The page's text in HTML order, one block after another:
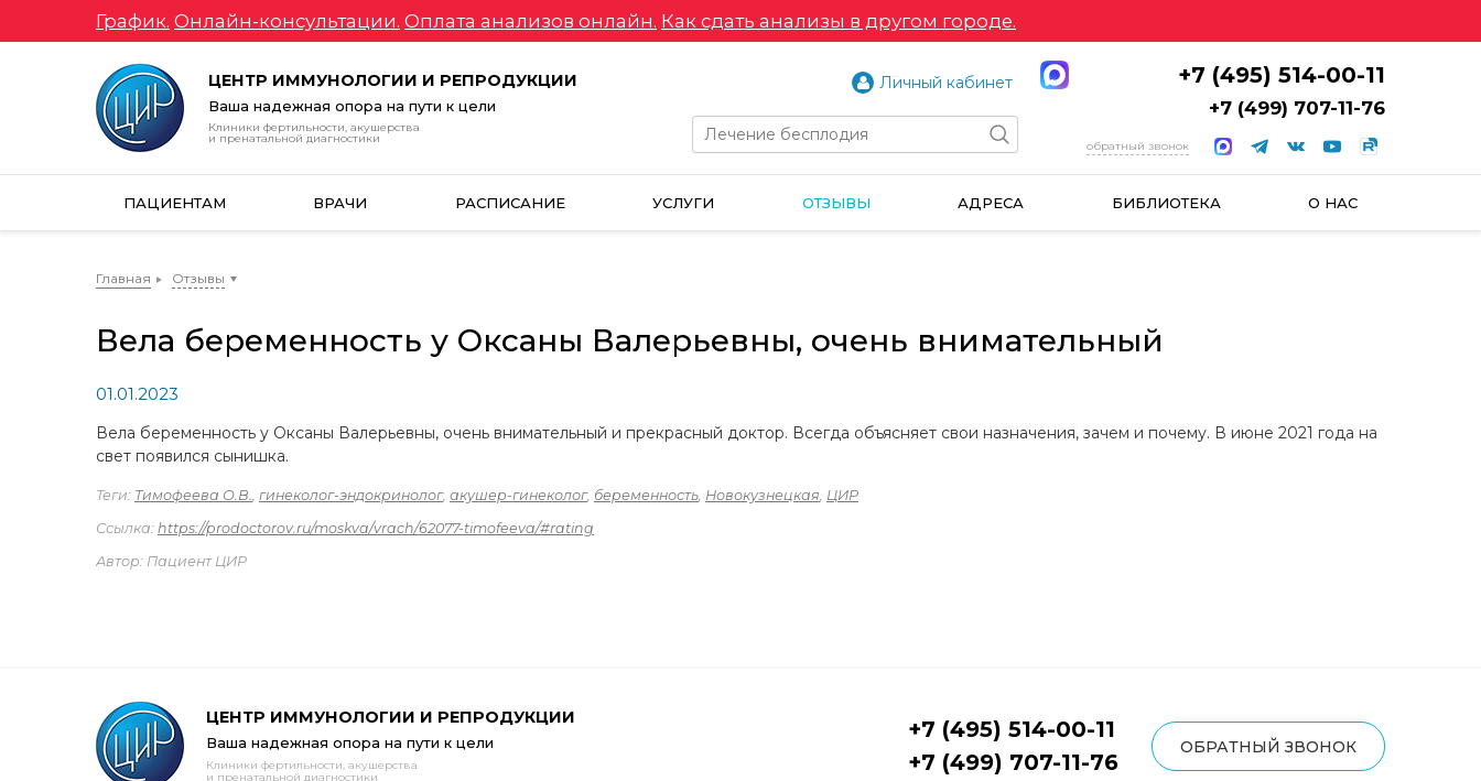
График. Онлайн-консультации. Оплата анализов онлайн. Как сдать анализы в другом городе.
ЦЕНТР ИММУНОЛОГИИ И РЕПРОДУКЦИИ
Ваша надежная опора на пути к цели
Клиники фертильности, акушерства
и пренатальной диагностики
Личный кабинет +7 (495) 514-00-11
+7 (499) 707-11-76
обратный звонок
ПАЦИЕНТАМ ВРАЧИ РАСПИСАНИЕ УСЛУГИ ОТЗЫВЫ АДРЕСА БИБЛИОТЕКА О НАС
Главная Отзывы
Вела беременность у Оксаны Валерьевны, очень внимательный
01.01.2023
Вела беременность у Оксаны Валерьевны, очень внимательный и прекрасный доктор. Всегда объясняет свои назначения, зачем и почему. В июне 2021 года на
свет появился сынишка.
Теги: Тимофеева О.В., гинеколог-эндокринолог, акушер-гинеколог, беременность, Новокузнецкая, ЦИР
Ссылка: https://prodoctorov.ru/moskva/vrach/62077-timofeeva/#rating
Автор: Пациент ЦИР
ЦЕНТР ИММУНОЛОГИИ И РЕПРОДУКЦИИ
Ваша надежная опора на пути к цели
Клиники фертильности, акушерства
и пренатальной диагностики
+7 (495) 514-00-11
+7 (499) 707-11-76
ОБРАТНЫЙ ЗВОНОК